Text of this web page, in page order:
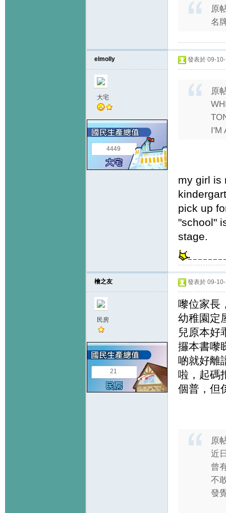
原
名
elmolly
大宅
4449
發表於 09-
原
I'M
my girl is
pick up
"school"
stage.
檜之友
民房
21
發表於 09-
嚟位家長
幼稚園定
兒原本好
攞本書嚟
啲就好離
啦，起碼
個普，但
原
近
曾
不
發